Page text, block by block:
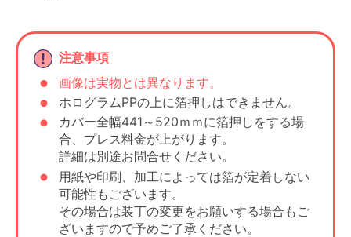
注意事項
画像は実物とは異なります。
ホログラムPPの上に箔押しはできません。
カバー全幅441～520ｍｍに箔押しをする場
合、プレス料金が上がります。
詳細は別途お問合せください。
用紙や印刷、加工によっては箔が定着しない
可能性もございます。
その場合は装丁の変更をお願いする場合もご
ざいますので予めご了承ください。